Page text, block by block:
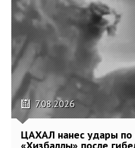
7.08.2026
ЦАХАЛ нанес удары по